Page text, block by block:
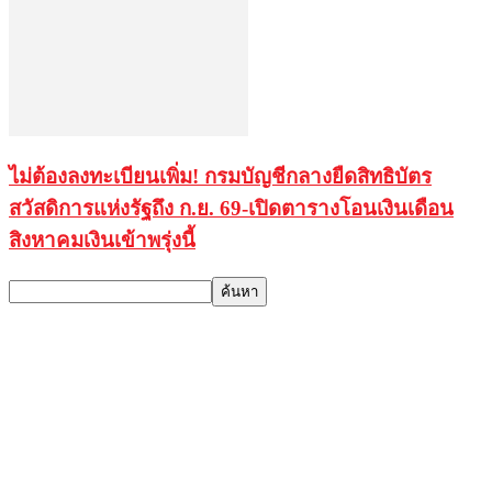
ไม่ต้องลงทะเบียนเพิ่ม! กรมบัญชีกลางยืดสิทธิบัตร
สวัสดิการแห่งรัฐถึง ก.ย. 69-เปิดตารางโอนเงินเดือน
สิงหาคมเงินเข้าพรุ่งนี้